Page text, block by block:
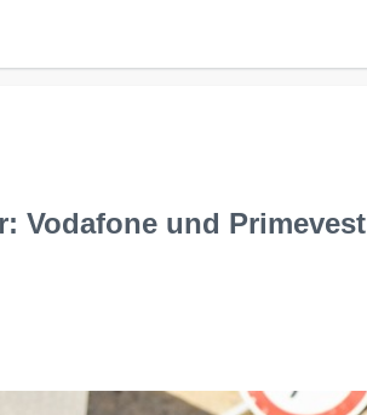
Vodafone und Primevest